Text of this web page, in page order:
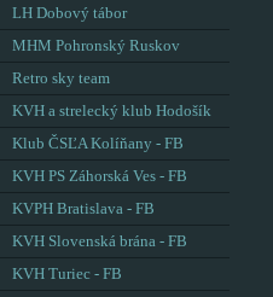
LH Dobový tábor
MHM Pohronský Ruskov
Retro sky team
KVH a strelecký klub Hodošík
Klub ČSĽA Kolíňany - FB
KVH PS Záhorská Ves - FB
KVPH Bratislava - FB
KVH Slovenská brána - FB
KVH Turiec - FB